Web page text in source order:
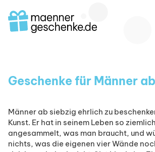
Geschenke für Männer
Männer ab siebzig ehrlich zu
Kunst. Er hat in seinem Leben so
angesammelt, was man braucht, und
nichts, was die eigenen vier Wände